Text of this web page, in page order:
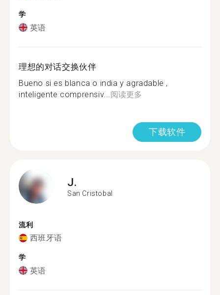
学
英语
理想的对话交换伙伴
Bueno si es blanca o india y agradable ,
inteligente comprensiv... 阅读更多
下载软件
J.
San Cristobal
流利
西班牙语
学
英语